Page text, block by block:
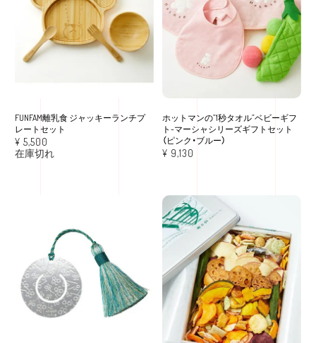
FUNFAM離乳食 ジャッキーランチプ
レートセット
¥ 5,500
在庫切れ
ホットマンの”1秒タオル”ベビーギフ
ト-マーシャシリーズギフトセット
（ピンク・ブルー）
¥ 9,130